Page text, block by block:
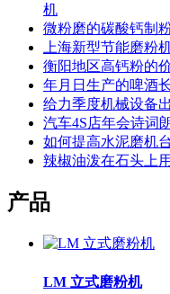
机
微粉磨的碳酸钙制
上海新型节能磨粉
衡阳地区高钙粉的
年月日生产的啤酒
给力季度机械设备
汽车4S店年会诗词
如何提高水泥磨机
辣椒油泼在石头上
产品
LM 立式磨粉机